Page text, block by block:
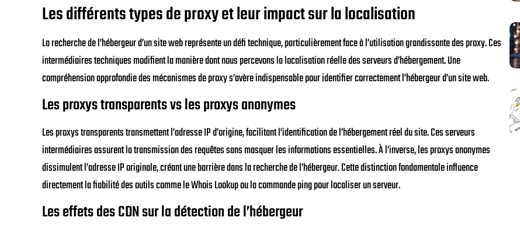
Les différents types de proxy et leur impact sur la localisation
La recherche de l’hébergeur d’un site web représente un défi technique, particulièrement face à l’utilisation grandissante des proxy. Ces
intermédiaires techniques modifient la manière dont nous percevons la localisation réelle des serveurs d’hébergement. Une
compréhension approfondie des mécanismes de proxy s’avère indispensable pour identifier correctement l’hébergeur d’un site web.
Les proxys transparents vs les proxys anonymes
Les proxys transparents transmettent l’adresse IP d’origine, facilitant l’identification de l’hébergement réel du site. Ces serveurs
intermédiaires assurent la transmission des requêtes sans masquer les informations essentielles. À l’inverse, les proxys anonymes
dissimulent l’adresse IP originale, créant une barrière dans la recherche de l’hébergeur. Cette distinction fondamentale influence
directement la fiabilité des outils comme le Whois Lookup ou la commande ping pour localiser un serveur.
Les effets des CDN sur la détection de l’hébergeur